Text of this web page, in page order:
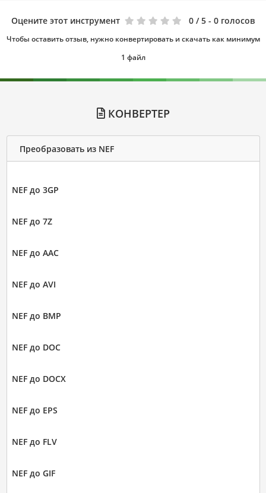
Оцените этот инструмент 0 / 5 - 0 голосов
Чтобы оставить отзыв, нужно конвертировать и скачать как минимум
1 файл
КОНВЕРТЕР
Преобразовать из NEF
NEF до 3GP
NEF до 7Z
NEF до AAC
NEF до AVI
NEF до BMP
NEF до DOC
NEF до DOCX
NEF до EPS
NEF до FLV
NEF до GIF